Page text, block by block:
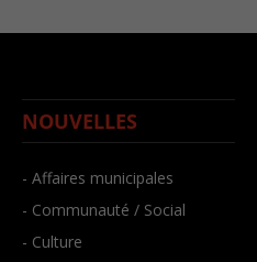
NOUVELLES
- Affaires municipales
- Communauté / Social
- Culture